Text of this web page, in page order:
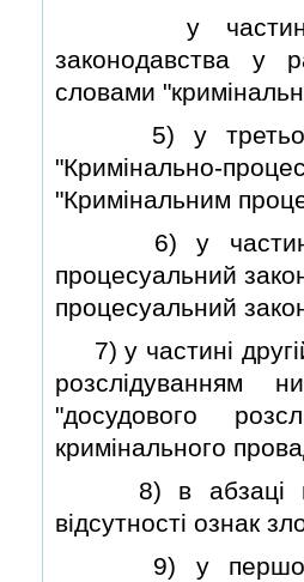
у частинi
законодавства у
словами
5) у третьому
"Кримiнально-
"Кримiнальним
6) у частинi
процесуальний
процесуальний
7) у частинi
розслiдуванням
"досудового
кримiнального
8) в абзацi
вiдсутностi ознак
9) у першому